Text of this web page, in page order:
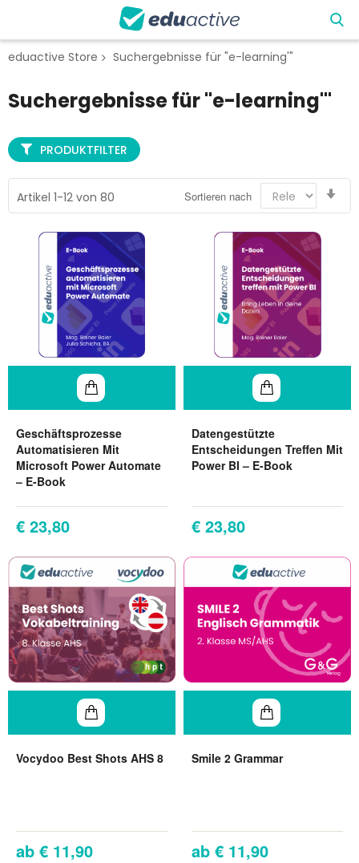
eduactive Store Suchergebnisse für "e-learning'"
Suchergebnisse für "e-learning'"
Artikel 1-12 von 80 Sortieren nach
Geschäftsprozesse
Automatisieren Mit
Microsoft Power Automate
– E-Book
€ 23,80
Datengestützte
Entscheidungen Treffen Mit
Power BI – E-Book
€ 23,80
Vocydoo Best Shots AHS 8
€ 11,90
Smile 2 Grammar
€ 11,90
PRODUKTFILTER